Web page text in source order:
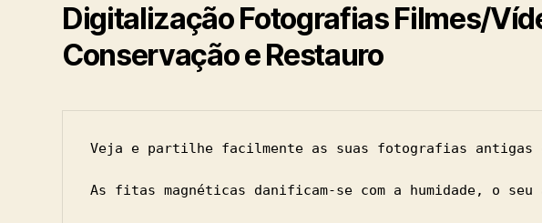
Digitalização Fotografias Filmes/
Conservação e Restauro
Veja e partilhe facilmente as suas fotografias antigas
As fitas magnéticas danificam-se com a humidade, o